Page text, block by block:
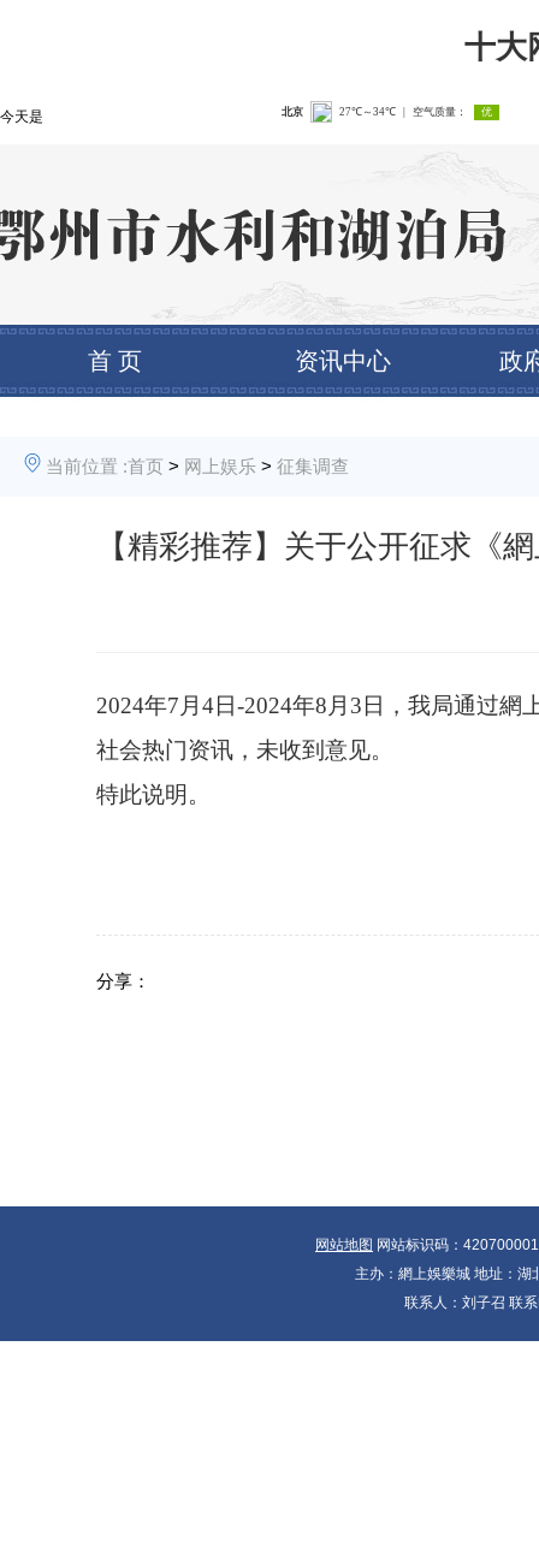
十大
今天是
首 页 资讯中心 政
当前位置 :首页 > 网上娱乐 > 征集调查
【精彩推荐】关于公开征求《
2024年7月4日-2024年8月3日，我局通过
社会热门资讯，未收到意见。
特此说明。
分享：
网站地图 网站标识码：
主办：網上娛樂城 地址：
联系人：刘子召 联